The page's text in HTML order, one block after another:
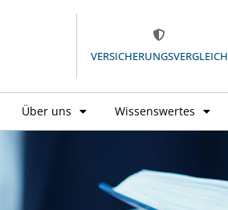
VERSICHERUNGSVERGLEICH
Über uns Wissenswertes